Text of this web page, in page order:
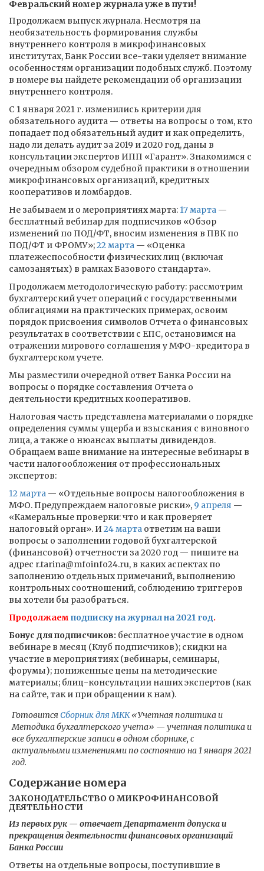
Февральский номер журнала уже в пути!
Продолжаем выпуск журнала. Несмотря на
необязательность формирования службы
внутреннего контроля в микрофинансовых
институтах, Банк России все-таки уделяет внимание
особенностям организации подобных служб. Поэтому
в номере вы найдете рекомендации об организации
внутреннего контроля.
С 1 января 2021 г. изменились критерии для
обязательного аудита — ответы на вопросы о том, кто
попадает под обязательный аудит и как определить,
надо ли делать аудит за 2019 и 2020 год, даны в
консультации экспертов ИПП «Гарант». Знакомимся с
очередным обзором судебной практики в отношении
микрофинансовых организаций, кредитных
кооперативов и ломбардов.
Не забываем и о мероприятиях марта: 17 марта —
бесплатный вебинар для подписчиков «Обзор
изменений по ПОД/ФТ, вносим изменения в ПВК по
ПОД/ФТ и ФРОМУ»;22 марта — «Оценка
платежеспособности физических лиц (включая
самозанятых) в рамках Базового стандарта».
Продолжаем методологическую работу: рассмотрим
бухгалтерский учет операций с государственными
облигациями на практических примерах, освоим
порядок присвоения символов Отчета о финансовых
результатах в соответствии с ЕПС, остановимся на
отражении мирового соглашения у МФО-кредитора в
бухгалтерском учете.
Мы разместили очередной ответ Банка России на
вопросы о порядке составления Отчета о
деятельности кредитных кооперативов.
Налоговая часть представлена материалами о порядке
определения суммы ущерба и взыскания с виновного
лица, а также о нюансах выплаты дивидендов.
Обращаем ваше внимание на интересные вебинары в
части налогообложения от профессиональных
экспертов:
12 марта — «Отдельные вопросы налогообложения в
МФО. Предупреждаем налоговые риски», 9 апреля —
«Камеральные проверки: что и как проверяет
налоговый орган». И 24 марта ответим на ваши
вопросы о заполнении годовой бухгалтерской
(финансовой) отчетности за 2020 год — пишите на
адрес r.tarina@mfoinfo24.ru, в каких аспектах по
заполнению отдельных примечаний, выполнению
контрольных соотношений, соблюдению триггеров
вы хотели бы разобраться.
Продолжаем подписку на журнал на 2021 год.
Бонус для подписчиков: бесплатное участие в одном
вебинаре в месяц (Клуб подписчиков); скидки на
участие в мероприятиях (вебинары, семинары,
форумы); пониженные цены на методические
материалы; блиц-консультации наших экспертов (как
на сайте, так и при обращении к нам).
Готовится Сборник для МКК«Учетная политика и
Методика бухгалтерского учета» — учетная политика и
все бухгалтерские записи в одном сборнике, с
актуальными изменениями по состоянию на 1 января 2021
год.
Содержание номера
ЗАКОНОДАТЕЛЬСТВО О МИКРОФИНАНСОВОЙ
ДЕЯТЕЛЬНОСТИ
Из первых рук — отвечает Департамент допуска и
прекращения деятельности финансовых организаций
Банка России
Ответы на отдельные вопросы, поступившие в